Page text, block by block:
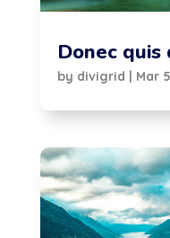
Donec
by divigrid | Mar 5